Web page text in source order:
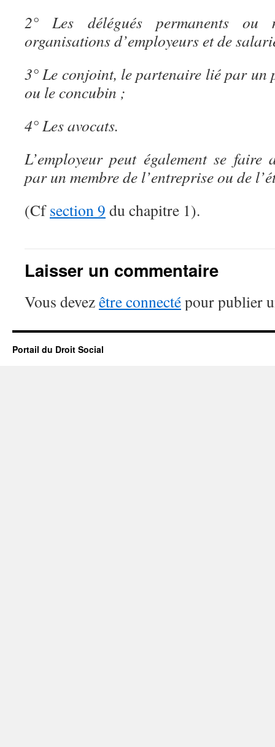
2° Les délégués permanents ou
organisations d’employeurs et de
3° Le conjoint, le partenaire lié par un
ou le concubin ;
4° Les avocats.
L’employeur peut également se faire
par un membre de l’entreprise ou de
(Cfsection 9 du chapitre 1).
Laisser un commentaire
Vous devezêtre connectépour publier
Portail du Droit Social